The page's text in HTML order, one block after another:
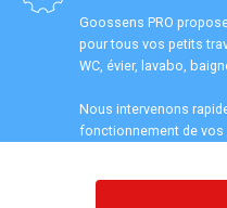
Goossens PRO
pour tous vos petits
WC, évier, lavabo,
Nous intervenons
fonctionnement de